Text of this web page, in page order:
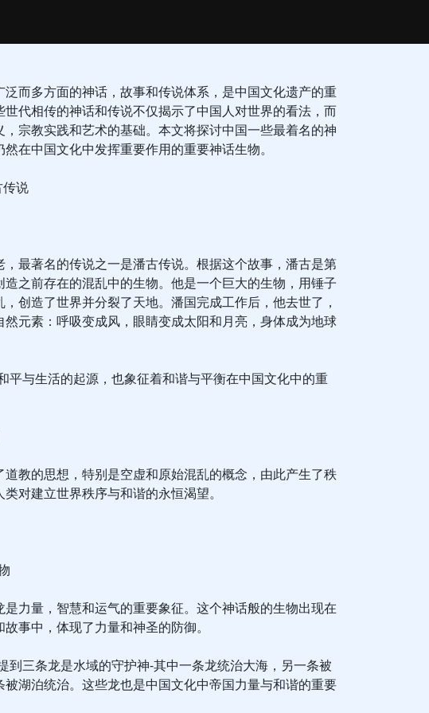
泛而多方面的神话，故事和传说体系，是中国文化遗产的重
世代相传的神话和传说不仅揭示了中国人对世界的看法，而
，宗教实践和艺术的基础。本文将探讨中国一些最着名的神
在中国文化中发挥重要作用的重要神话生物。
传说
，最著名的传说之一是潘古传说。根据这个故事，潘古是第
造之前存在的混乱中的生物。他是一个巨大的生物，用锤子
创造了世界并分裂了天地。潘国完成工作后，他去世了，
然元素：呼吸变成风，眼睛变成太阳和月亮，身体成为地球
平与生活的起源，也象征着和谐与平衡在中国文化中的重
道教的思想，特别是空虚和原始混乱的概念，由此产生了秩
对建立世界秩序与和谐的永恒渴望。
是力量，智慧和运气的重要象征。这个神话般的生物出现在
事中，体现了力量和神圣的防御。
到三条龙是水域的守护神-其中一条龙统治大海，另一条被
被湖泊统治。这些龙也是中国文化中帝国力量与和谐的重要